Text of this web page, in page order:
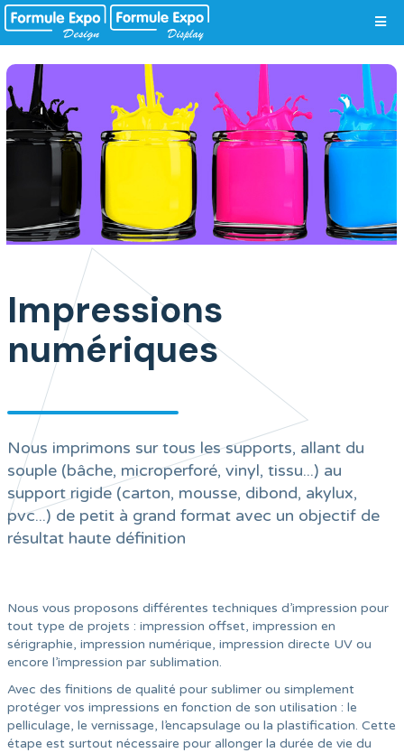
Impressions
numériques
Nous imprimons sur tous les supports, allant du
souple (bâche, microperforé, vinyl, tissu...) au
support rigide (carton, mousse, dibond, akylux,
pvc...) de petit à grand format avec un objectif de
résultat haute définition
Nous vous proposons différentes techniques d’impression pour
tout type de projets : impression offset, impression en
sérigraphie, impression numérique, impression directe UV ou
encore l’impression par sublimation.
Avec des finitions de qualité pour sublimer ou simplement
protéger vos impressions en fonction de son utilisation : le
pelliculage, le vernissage, l’encapsulage ou la plastification. Cette
étape est surtout nécessaire pour allonger la durée de vie du
Vos préférences de cookies